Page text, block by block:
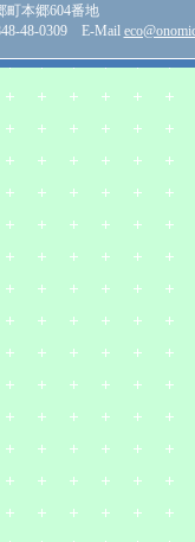
町本郷604番地
48-0309 E-Mail